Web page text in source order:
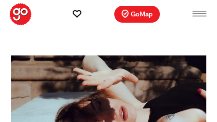
GoMap